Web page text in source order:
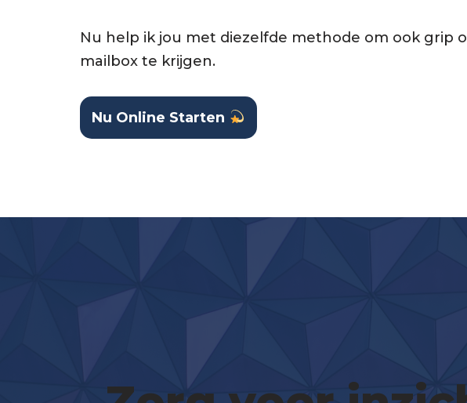
Nu help ik jou met diezelfde methode om ook grip
mailbox te krijgen.
Nu Online Starten